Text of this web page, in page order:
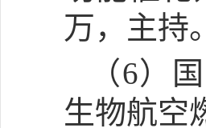
万，主持。
（6）
生物航空